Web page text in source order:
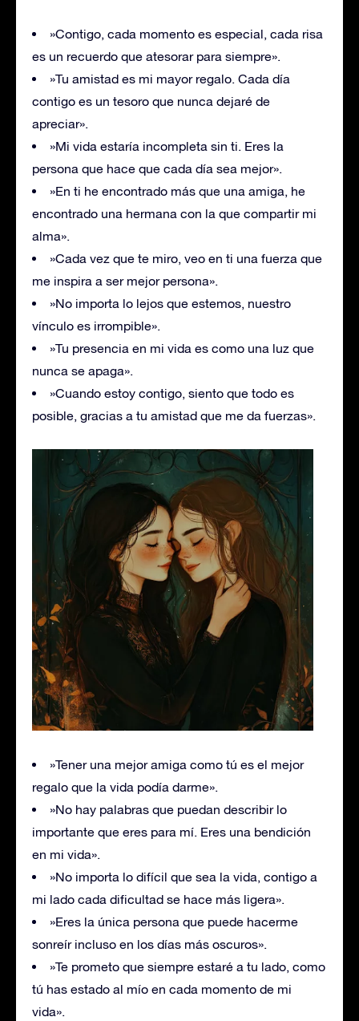
»Contigo, cada momento es especial, cada risa
es un recuerdo que atesorar para siempre».
»Tu amistad es mi mayor regalo. Cada día
contigo es un tesoro que nunca dejaré de
apreciar».
»Mi vida estaría incompleta sin ti. Eres la
persona que hace que cada día sea mejor».
»En ti he encontrado más que una amiga, he
encontrado una hermana con la que compartir mi
alma».
»Cada vez que te miro, veo en ti una fuerza que
me inspira a ser mejor persona».
»No importa lo lejos que estemos, nuestro
vínculo es irrompible».
»Tu presencia en mi vida es como una luz que
nunca se apaga».
»Cuando estoy contigo, siento que todo es
posible, gracias a tu amistad que me da fuerzas».
»Tener una mejor amiga como tú es el mejor
regalo que la vida podía darme».
»No hay palabras que puedan describir lo
importante que eres para mí. Eres una bendición
en mi vida».
»No importa lo difícil que sea la vida, contigo a
mi lado cada dificultad se hace más ligera».
»Eres la única persona que puede hacerme
sonreír incluso en los días más oscuros».
»Te prometo que siempre estaré a tu lado, como
tú has estado al mío en cada momento de mi
vida».